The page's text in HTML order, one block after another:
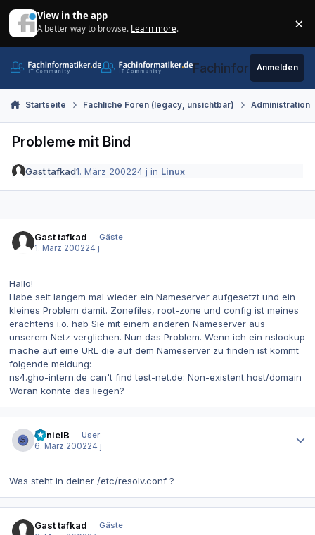
View in the app
A better way to browse. Learn more. ×
Fachinformatiker.de
Anmelden
Startseite Fachliche Foren (legacy, unsichtbar) Administration
Probleme mit Bind
Gast tafkad1. März 200224 j in Linux
Gast tafkad
Gäste
1. März 200224 j
Hallo!
Habe seit langem mal wieder ein Nameserver aufgesetzt und ein
kleines Problem damit. Zonefiles, root-zone und config ist meines
erachtens i.o. hab Sie mit einem anderen Nameserver aus
unserem Netz verglichen. Nun das Problem. Wenn ich ein nslookup
mache auf eine URL die auf dem Nameserver zu finden ist kommt
folgende meldung:
ns4.gho-intern.de can't find test-net.de: Non-existent host/domain
Woran könnte das liegen?
DanielB
User
6. März 200224 j
Was steht in deiner /etc/resolv.conf ?
Gast tafkad
Gäste